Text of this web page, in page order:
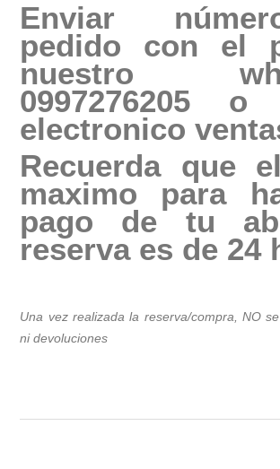
Enviar
pedido con el
nuestro
0997276205 o
electronico
Recuerda que
maximo para
pago de tu
reserva es de 24
Una vez realizada la reserva/compra, NO
ni devoluciones